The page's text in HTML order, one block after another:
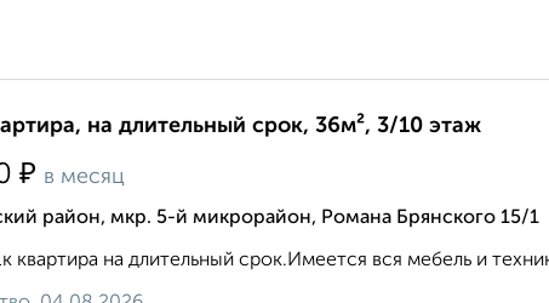
на длительный срок, 36м², 3/10 этаж
₽ в месяц
район, мкр. 5-й микрорайон, Романа Брянского 15/1
квартира на длительный срок.Имеется вся мебель и